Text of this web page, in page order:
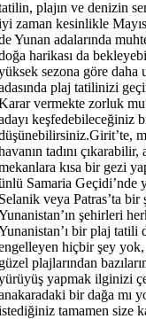
plajın ve denizin
zaman kesinlikle
Yunan adalarında
harikası da
sezona göre daha
plaj tatilinizi
vermekte zorluk
keşfedebileceğiniz
tadını
kısa bir gezi
Samaria Geçidi’nde
veya Patras’ta bir
şehirleri
bir plaj tatili
hiçbir şey yok,
plajlarından
yapmak ilginizi
bir dağa mı
tamamen size